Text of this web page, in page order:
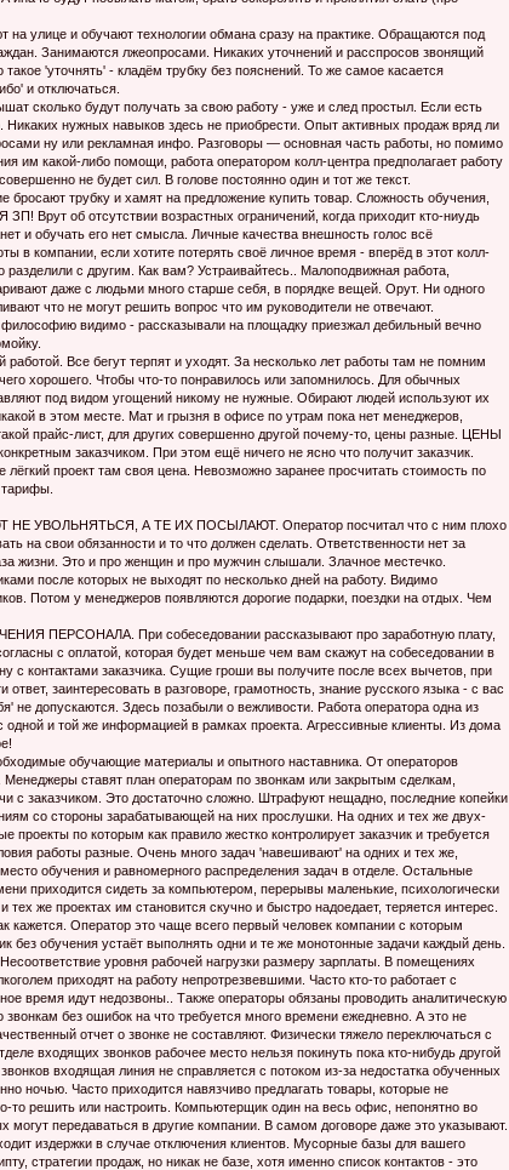
улице и обучают технологии обмана сразу на практике. Обращаются под
Занимаются лжеопросами. Никаких уточнений и расспросов звонящий
'уточнять' - кладём трубку без пояснений. То же самое касается
и отключаться.
сколько будут получать за свою работу - уже и след простыл. Если есть
нужных навыков здесь не приобрести. Опыт активных продаж вряд ли
ну или рекламная инфо. Разговоры — основная часть работы, но помимо
им какой-либо помощи, работа оператором колл-центра предполагает работу
не будет сил. В голове постоянно один и тот же текст.
трубку и хамят на предложение купить товар. Сложность обучения,
Врут об отсутствии возрастных ограничений, когда приходит кто-ниудь
и обучать его нет смысла. Личные качества внешность голос всё
в компании, если хотите потерять своё личное время - вперёд в этот колл-
с другим. Как вам? Устраивайтесь.. Малоподвижная работа,
даже с людьми много старше себя, в порядке вещей. Орут. Ни одного
что не могут решить вопрос что им руководители не отвечают.
видимо - рассказывали на площадку приезжал дeбильный вечно
Все бегут терпят и уходят. За несколько лет работы там не помним
хорошего. Чтобы что-то понравилось или запомнилось. Для обычных
под видом угощений никому не нужные. Обирают людей используют их
в этом месте. Мат и грызня в офисе по утрам пока нет менеджеров,
прайс-лист, для других совершенно другой почему-то, цены разные. ЦЕНЫ
заказчиком. При этом ещё ничего не ясно что получит заказчик.
проект там своя цена. Невозможно заранее просчитать стоимость по
УВОЛЬНЯТЬСЯ, А ТЕ ИХ ПОСЫЛАЮТ. Оператор посчитал что с ним плохо
на свои обязанности и то что должен сделать. Ответственности нет за
жизни. Это и про женщин и про мужчин слышали. Злaчное местечко.
после которых не выходят по несколько дней на работу. Видимо
Потом у менеджеров появляются дорогие подарки, поездки на отдых. Чем
При собеседовании рассказывают про заработную плату,
с оплатой, которая будет меньше чем вам скажут на собеседовании в
с контактами заказчика. Сущие гроши вы получите после всех вычетов, при
заинтересовать в разговоре, грамотность, знание русского языка - с вас
не допускаются. Здесь позабыли о вежливости. Работа оператора одна из
и той же информацией в рамках проекта. Агрессивные клиенты. Из дома
обучающие материалы и опытного наставника. От операторов
ставят план операторам по звонкам или закрытым сделкам,
с заказчиком. Это достаточно сложно. Штрафуют нещадно, последние копейки
со стороны зарабатывающей на них прослушки. На одних и тех же двух-
по которым как правило жестко контролирует заказчик и требуется
работы разные. Очень много задач 'навешивают' на одних и тех же,
обучения и равномерного распределения задач в отделе. Остальные
приходится сидеть за компьютером, перерывы маленькие, психологически
же проектах им становится скучно и быстро надоедает, теряется интерес.
Оператор это чаще всего первый человек компании с которым
без обучения устаёт выполнять одни и те же монотонные задачи каждый день.
уровня рабочей нагрузки размеру зарплаты. В помещениях
приходят на работу непротрезвевшими. Часто кто-то работает с
время идут недозвоны.. Также операторы обязаны проводить аналитическую
без ошибок на что требуется много времени ежедневно. А это не
отчет о звонке не составляют. Физически тяжело переключаться с
входящих звонков рабочее место нельзя покинуть пока кто-нибудь другой
входящая линия не справляется с потоком из-за недостатка обученных
ночью. Часто приходится навязчиво предлагать товары, которые не
решить или настроить. Компьютерщик один на весь офис, непонятно во
могут передаваться в другие компании. В самом договоре даже это указывают.
издержки в случае отключения клиентов. Мусорные базы для вашего
стратегии продаж, но никак не базе, хотя именно список контактов - это